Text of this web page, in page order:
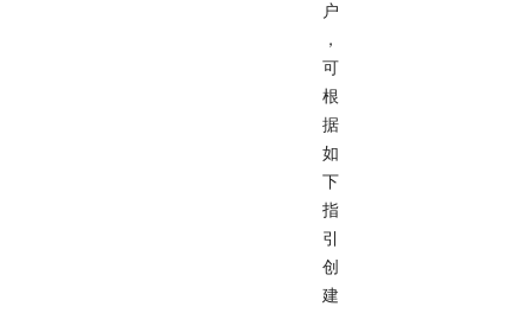
户
，
可
根
据
如
下
指
引
创
建